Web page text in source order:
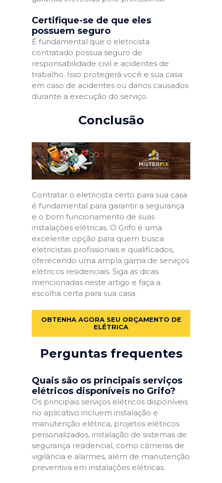
Certifique-se de que eles
possuem seguro
É fundamental que o eletricista
contratado possua seguro de
responsabilidade civil e acidentes de
trabalho. Isso protegerá você e sua casa
em caso de acidentes ou danos causados
durante a execução do serviço.
Conclusão
Contratar o eletricista certo para sua casa
é fundamental para garantir a segurança
e o bom funcionamento de suas
instalações elétricas. O Grifo é uma
excelente opção para quem busca
eletricistas profissionais e qualificados,
oferecendo uma ampla gama de serviços
elétricos residenciais. Siga as dicas
mencionadas neste artigo e faça a
escolha certa para sua casa.
OBTENHA AGORA SEU ORÇAMENTO DE
ELÉTRICA
Perguntas frequentes
Quais são os principais serviços
elétricos disponíveis no Grifo?
Os principais serviços elétricos disponíveis
no aplicativo incluem instalação e
manutenção elétrica, projetos elétricos
personalizados, instalação de sistemas de
segurança residencial, como câmeras de
vigilância e alarmes, além de manutenção
preventiva em instalações elétricas.